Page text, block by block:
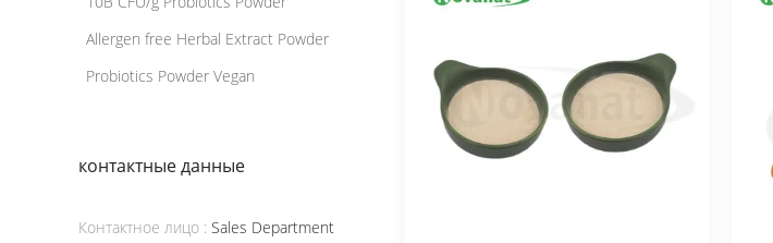
Allergen free Herbal Extract Powder
Probiotics Powder Vegan
контактные данные
Контактное лицо : Sales Department